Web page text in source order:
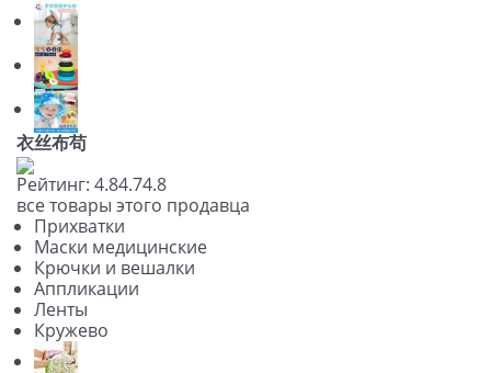
衣丝布苟
Рейтинг: 4.84.74.8
все товары этого продавца
Прихватки
Маски медицинские
Крючки и вешалки
Аппликации
Ленты
Кружево